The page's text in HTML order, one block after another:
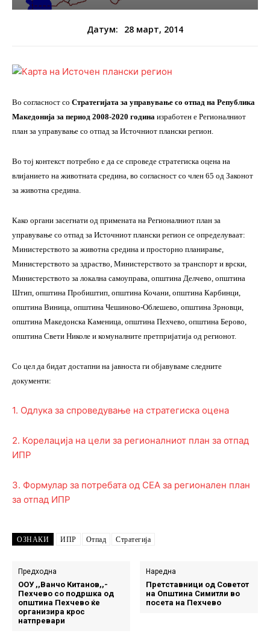
Датум: 28 март, 2014
Во согласност со Стратегијата за управување со отпад на Република
Македонија за период 2008-2020 година изработен е Регионалниот
план за управување со отпад за Источниот плански регион.
Во тој контекст потребно е да се спроведе стратегиска оцена на
влијанието на животната средина, во согласност со член 65 од Законот
за животна средина.
Како органи засегнати од примената на Регионалниот план за
управување со отпад за Источниот плански регион се определуваат:
Министерството за животна средина и просторно планирање,
Министерството за здраство, Министерството за транспорт и врски,
Министерството за локална самоуправа, општина Делчево, општина
Штип, општина Пробиштип, општина Кочани, општина Карбинци,
општина Виница, општина Чешиново-Облешево, општина Зрновци,
општина Македонска Каменица, општина Пехчево, општина Берово,
општина Свети Николе и комуналните претпријатија од регионот.
Со цел да бидат достапни на јавноста ги објавуваме следните
документи:
1. Одлука за спроведување на стратегиска оцена
2. Корелација на цели за регионалниот план за отпад
ИПР
3. Формулар за потребата од СЕА за регионален план
за отпад ИПР
ОЗНАКИ ИПР Отпад Стратегија
Предходна
ООУ ,,Ванчо Китанов,,-
Пехчево со подршка од
општина Пехчево ќе
организира крос
натпревари
Наредна
Претставници од Советот
на Општина Симитли во
посета на Пехчево